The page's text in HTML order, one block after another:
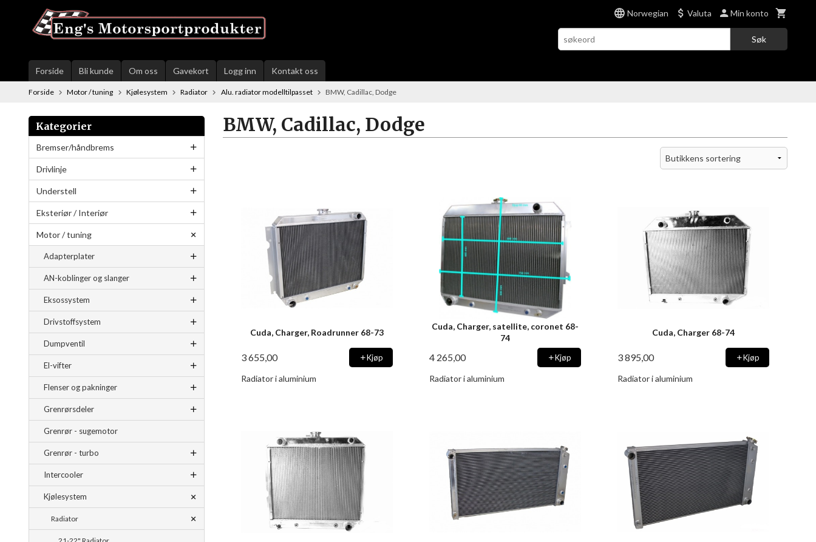
innholdet
Norwegian Valuta Min konto
Søk
Forside Bli kunde Om oss Gavekort Logg inn Kontakt oss
Forside Motor / tuning Kjølesystem Radiator Alu. radiator modelltilpasset BMW, Cadillac, Dodge
Kategorier
Bremser/håndbrems
Drivlinje
Understell
Eksteriør / Interiør
Motor / tuning
Adapterplater
AN-koblinger og slanger
Eksossystem
Drivstoffsystem
Dumpventil
El-vifter
Flenser og pakninger
Grenrørsdeler
Grenrør - sugemotor
Grenrør - turbo
Intercooler
Kjølesystem
Radiator
BMW, Cadillac, Dodge
Cuda, Charger, Roadrunner 68-73
3 655,00 Kjøp
Radiator i aluminium
Cuda, Charger, satellite, coronet 68-
74
4 265,00 Kjøp
Radiator i aluminium
Cuda, Charger 68-74
3 895,00 Kjøp
Radiator i aluminium